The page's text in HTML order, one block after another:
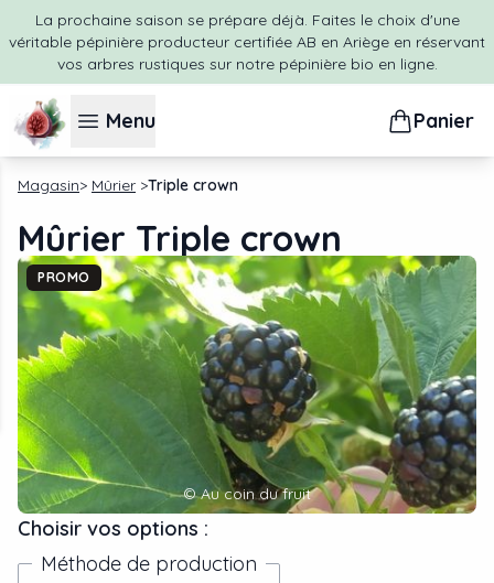
La prochaine saison se prépare déjà. Faites le choix d'une
véritable pépinière producteur certifiée AB en Ariège en réservant
vos arbres rustiques sur notre pépinière bio en ligne.
Menu Panier
Magasin Mûrier Triple crown
Mûrier Triple crown
PROMO
©Au coin du fruit
Choisir vos options :
Méthode de production